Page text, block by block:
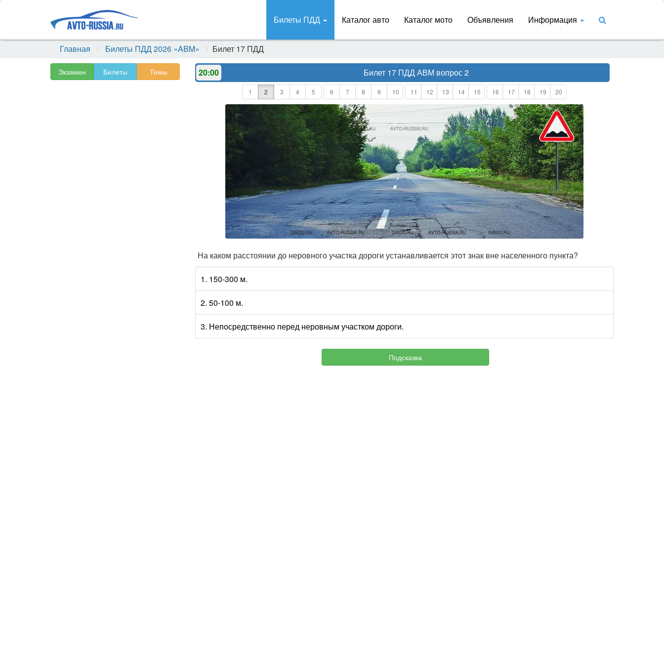
Билеты ПДД Каталог авто Каталог мото Объявления Информация
Главная Билеты ПДД 2026 «ABM» Билет 17 ПДД
Экзамен Билеты Темы 20:00 Билет 17 ПДД АВМ вопрос 2
1 2 3 4 5 6 7 8 9 10 11 12 13 14 15 16 17 18 19 20
На каком расстоянии до неровного участка дороги устанавливается этот знак вне населенного пункта?
1. 150-300 м.
2. 50-100 м.
3. Непосредственно перед неровным участком дороги.
Подсказка